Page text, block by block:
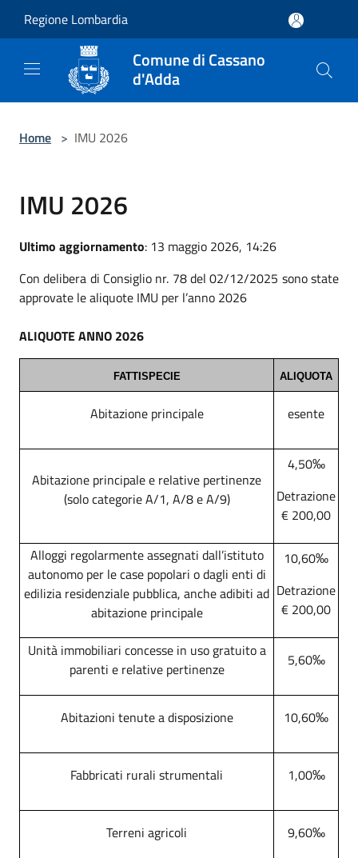
Regione Lombardia
Comune di Cassano
d'Adda
Home > IMU 2026
IMU 2026
Ultimo aggiornamento: 13 maggio 2026, 14:26
Con delibera di Consiglio nr. 78 del 02/12/2025 sono state
approvate le aliquote IMU per l’anno 2026
ALIQUOTE ANNO 2026
FATTISPECIE ALIQUOTA
Abitazione principale esente
Abitazione principale e relative pertinenze
(solo categorie A/1, A/8 e A/9)
4,50‰
Detrazione
€ 200,00
Alloggi regolarmente assegnati dall’istituto
autonomo per le case popolari o dagli enti di
edilizia residenziale pubblica, anche adibiti ad
abitazione principale
10,60‰
Detrazione
€ 200,00
Unità immobiliari concesse in uso gratuito a
parenti e relative pertinenze
5,60‰
Abitazioni tenute a disposizione 10,60‰
Fabbricati rurali strumentali 1,00‰
Terreni agricoli 9,60‰